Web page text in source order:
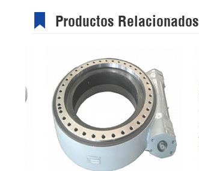
Productos Relacionados